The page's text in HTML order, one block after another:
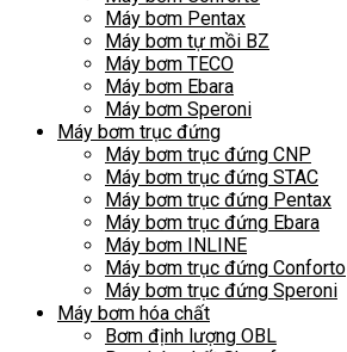
Máy bơm Pentax
Máy bơm tự mồi BZ
Máy bơm TECO
Máy bơm Ebara
Máy bơm Speroni
Máy bơm trục đứng
Máy bơm trục đứng CNP
Máy bơm trục đứng STAC
Máy bơm trục đứng Pentax
Máy bơm trục đứng Ebara
Máy bơm INLINE
Máy bơm trục đứng Conforto
Máy bơm trục đứng Speroni
Máy bơm hóa chất
Bơm định lượng OBL